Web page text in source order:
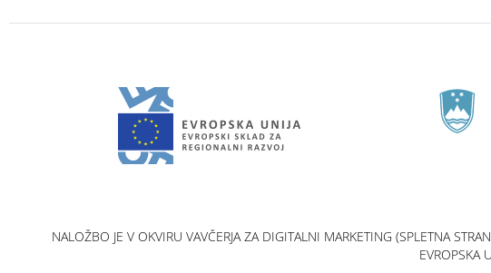
NALOŽBO JE V OKVIRU VAVČERJA ZA DIGITALNI MARKETING (SPLETNA
EVROPSKA